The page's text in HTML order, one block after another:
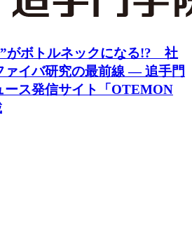
がボトルネックになる!? 社
ァイバ研究の最前線 ― 追手門
ース発信サイト「OTEMON